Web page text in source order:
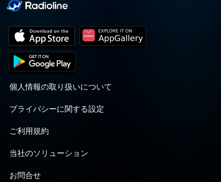
個人情報の取り扱いについて
プライバシーに関する設定
ご利用規約
当社のソリューション
お問合せ